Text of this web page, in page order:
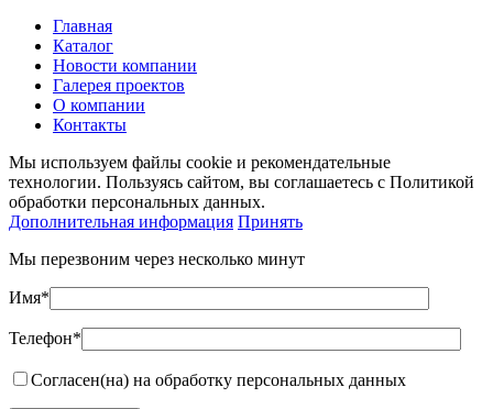
Главная
Каталог
Новости компании
Галерея проектов
О компании
Контакты
Мы используем файлы cookie и рекомендательные
технологии. Пользуясь сайтом, вы соглашаетесь с Политикой
обработки персональных данных.
Дополнительная информация Принять
Мы перезвоним через несколько минут
Имя*
Телефон*
Согласен(на) на обработку персональных данных